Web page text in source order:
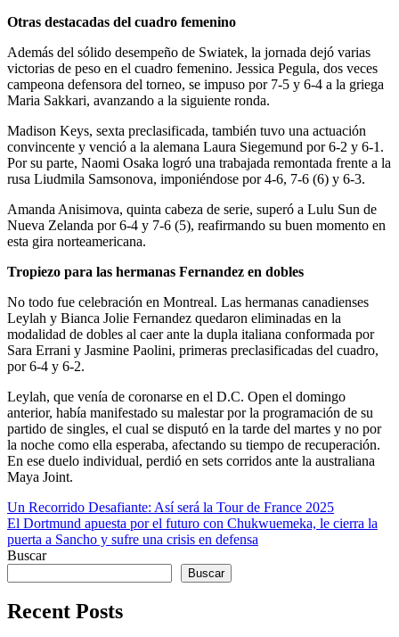
Otras destacadas del cuadro femenino
Además del sólido desempeño de Swiatek, la jornada dejó varias
victorias de peso en el cuadro femenino. Jessica Pegula, dos veces
campeona defensora del torneo, se impuso por 7-5 y 6-4 a la griega
Maria Sakkari, avanzando a la siguiente ronda.
Madison Keys, sexta preclasificada, también tuvo una actuación
convincente y venció a la alemana Laura Siegemund por 6-2 y 6-1.
Por su parte, Naomi Osaka logró una trabajada remontada frente a la
rusa Liudmila Samsonova, imponiéndose por 4-6, 7-6 (6) y 6-3.
Amanda Anisimova, quinta cabeza de serie, superó a Lulu Sun de
Nueva Zelanda por 6-4 y 7-6 (5), reafirmando su buen momento en
esta gira norteamericana.
Tropiezo para las hermanas Fernandez en dobles
No todo fue celebración en Montreal. Las hermanas canadienses
Leylah y Bianca Jolie Fernandez quedaron eliminadas en la
modalidad de dobles al caer ante la dupla italiana conformada por
Sara Errani y Jasmine Paolini, primeras preclasificadas del cuadro,
por 6-4 y 6-2.
Leylah, que venía de coronarse en el D.C. Open el domingo
anterior, había manifestado su malestar por la programación de su
partido de singles, el cual se disputó en la tarde del martes y no por
la noche como ella esperaba, afectando su tiempo de recuperación.
En ese duelo individual, perdió en sets corridos ante la australiana
Maya Joint.
Navegación
de
entradas
Un Recorrido Desafiante: Así será la Tour de France 2025
El Dortmund apuesta por el futuro con Chukwuemeka, le cierra la
puerta a Sancho y sufre una crisis en defensa
Buscar
Buscar
Recent Posts